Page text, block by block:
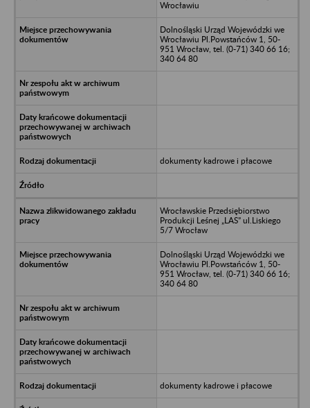
Wrocławiu
Dolnośląski Urząd Wojewódzki we
Wrocławiu Pl.Powstańców 1, 50-
951 Wrocław, tel. (0-71) 340 66 16;
340 64 80
dokumenty kadrowe i płacowe
Wrocławskie Przedsiębiorstwo
Produkcji Leśnej „LAS” ul.Liskiego
5/7 Wrocław
Dolnośląski Urząd Wojewódzki we
Wrocławiu Pl.Powstańców 1, 50-
951 Wrocław, tel. (0-71) 340 66 16;
340 64 80
dokumenty kadrowe i płacowe